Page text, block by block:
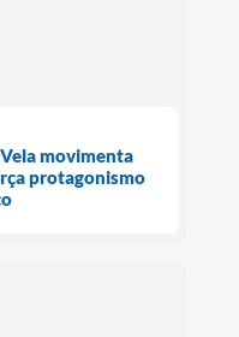
movimenta
protagonismo